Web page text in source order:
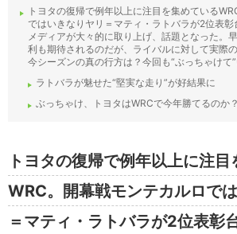
トヨタの復帰で例年以上に注目を集めている
ではいきなりヤリ＝マティ・ラトバラが2位表
メディアが大々的に取り上げ、話題となった。
利も期待されるのだが、ライバルに対して実際
今シーズンの真の行方は？今回も“ぶっちゃけて”
ラトバラが魅せた“堅実な走り”が好結果に
ぶっちゃけ、トヨタはWRCで今年勝てるのか？
トヨタの復帰で例年以上に注目
WRC。開幕戦モンテカルロで
＝マティ・ラトバラが2位表彰